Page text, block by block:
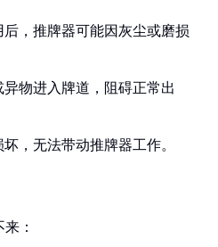
后，推牌器可能因灰尘或磨损
异物进入牌道，阻碍正常出
，无法带动推牌器工作。
：